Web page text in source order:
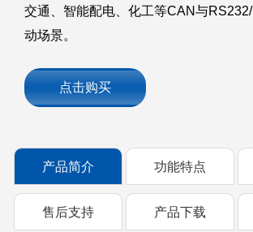
交通、智能配电、化工等CAN与
动场景。
点击购买
产品简介 功能特点
售后支持 产品下载